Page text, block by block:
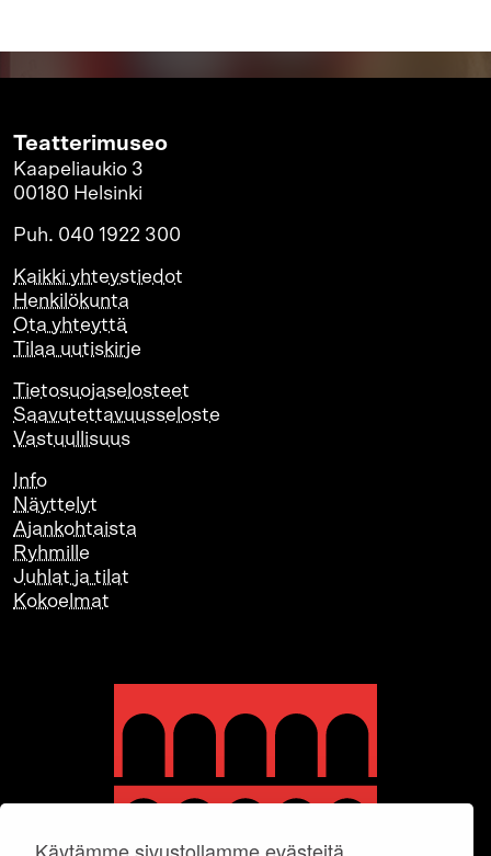
Teatterimuseo
Kaapeliaukio 3
00180 Helsinki
Puh. 040 1922 300
Kaikki yhteystiedot
Henkilökunta
Ota yhteyttä
Tilaa uutiskirje
Tietosuojaselosteet
Saavutettavuusseloste
Vastuullisuus
Info
Näyttelyt
Ajankohtaista
Ryhmille
Juhlat ja tilat
Kokoelmat